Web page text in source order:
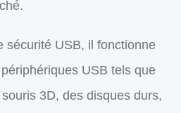
sécurité USB, il fonctionne
USB tels que
3D, des disques durs,